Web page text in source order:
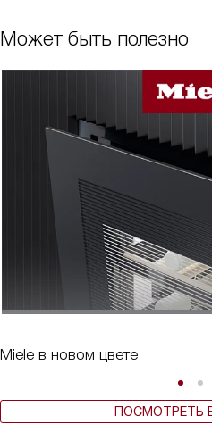
Может быть полезно
Miele в новом цвете
ПОСМОТРЕТЬ